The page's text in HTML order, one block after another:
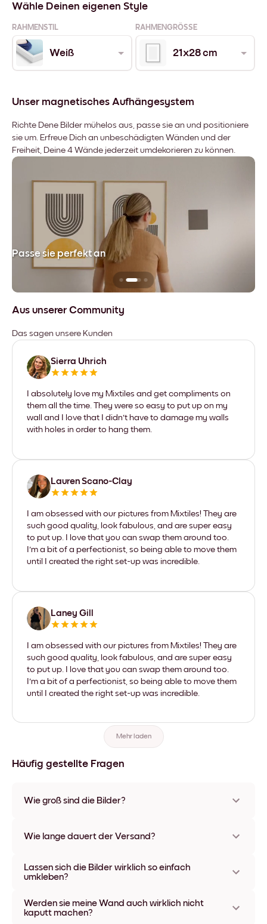
Wähle Deinen eigenen Style
RAHMENSTIL RAHMENGRÖSSE
Weiß 21x28 cm
Unser magnetisches Aufhängesystem
Richte Dene Bilder mühelos aus, passe sie an und positioniere
sie um. Erfreue Dich an unbeschädigten Wänden und der
Freiheit, Deine 4 Wände jederzeit umdekorieren zu können.
Passe sie perfekt an
Aus unserer Community
Das sagen unsere Kunden
Sierra Uhrich
I absolutely love my Mixtiles and get compliments on
them all the time. They were so easy to put up on my
wall and I love that I didn't have to damage my walls
with holes in order to hang them.
Lauren Scano-Clay
I am obsessed with our pictures from Mixtiles! They are
such good quality, look fabulous, and are super easy
to put up. I love that you can swap them around too.
I'm a bit of a perfectionist, so being able to move them
until I created the right set-up was incredible.
Laney Gill
I am obsessed with our pictures from Mixtiles! They are
such good quality, look fabulous, and are super easy
to put up. I love that you can swap them around too.
I'm a bit of a perfectionist, so being able to move them
until I created the right set-up was incredible.
Mehr laden
Häufig gestellte Fragen
Wie groß sind die Bilder?
Erhältlich in verschiedenen Materialien und Rahmenfarben,
Wie lange dauert der Versand?
Ländern bieten wir auch Expressversand an. Den Trackinglink
bekommst Du nach Bestellaufgabe zugeschickt.
Lassen sich die Bilder wirklich so einfach
umkleben?
umpositionieren zu lassen, ohne die Wände dabei zu
beschädigen.
Werden sie meine Wand auch wirklich nicht
kaputt machen?